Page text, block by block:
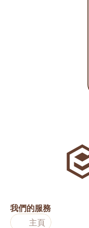
我們的服務
主頁